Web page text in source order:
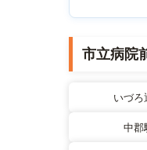
市立病院
いづ
中郡